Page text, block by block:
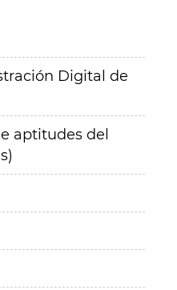
Digital de
aptitudes del